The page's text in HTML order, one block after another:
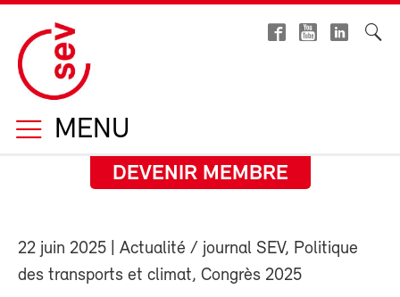
MENU
DEVENIR MEMBRE
22 juin 2025 | Actualité / journal SEV, Politique
des transports et climat, Congrès 2025